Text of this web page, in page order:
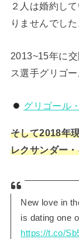
２人は婚約し
りませんでした
2013~15年に
ス選手グリゴ
グリゴール
そして2018年
レクサンダー
New love in
is dating one
https://t.co/